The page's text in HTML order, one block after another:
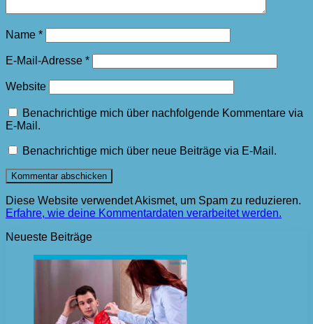
Name *
E-Mail-Adresse *
Website
Benachrichtige mich über nachfolgende Kommentare via
E-Mail.
Benachrichtige mich über neue Beiträge via E-Mail.
Diese Website verwendet Akismet, um Spam zu reduzieren.
Erfahre, wie deine Kommentardaten verarbeitet werden.
Neueste Beiträge